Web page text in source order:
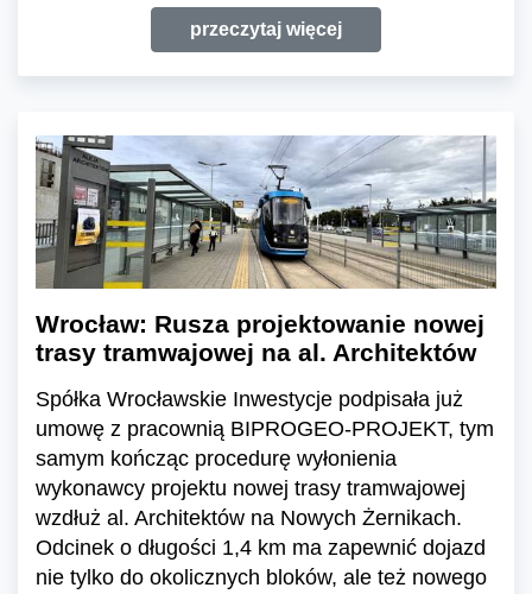
przeczytaj więcej
Wrocław: Rusza projektowanie nowej
trasy tramwajowej na al. Architektów
Spółka Wrocławskie Inwestycje podpisała już
umowę z pracownią BIPROGEO-PROJEKT, tym
samym kończąc procedurę wyłonienia
wykonawcy projektu nowej trasy tramwajowej
wzdłuż al. Architektów na Nowych Żernikach.
Odcinek o długości 1,4 km ma zapewnić dojazd
nie tylko do okolicznych bloków, ale też nowego